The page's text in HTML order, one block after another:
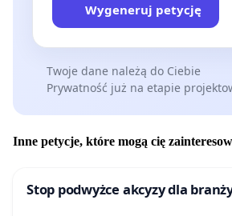
Wygeneruj petycję
Twoje dane należą do Ciebie
Prywatność już na etapie
Inne petycje, które mogą cię
Stop podwyżce akcyzy dla